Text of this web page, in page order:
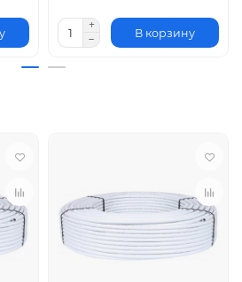
В корзину